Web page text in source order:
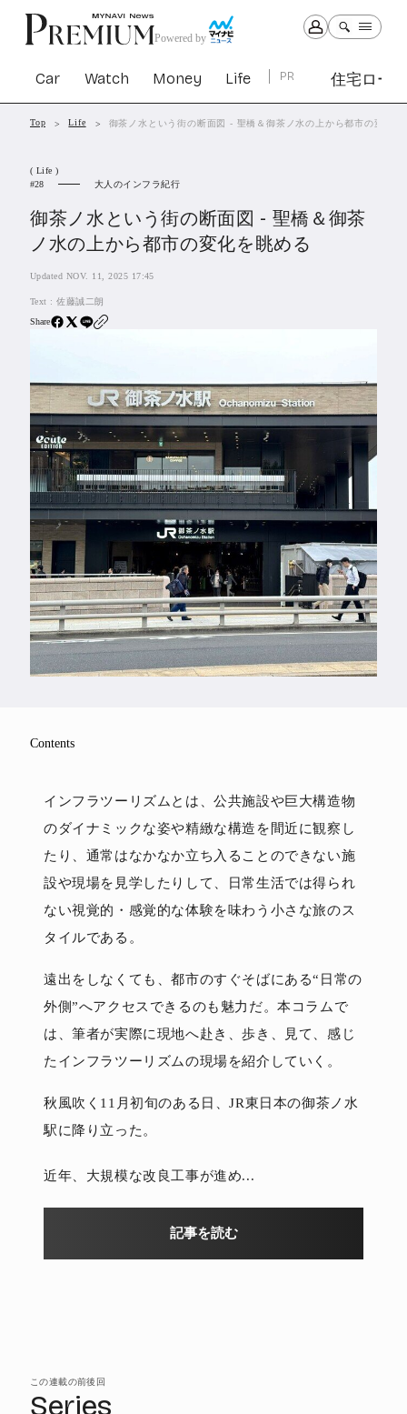
Powered by
Car Watch Money Life PR 住宅ロー
Car Watch
住宅ローン
SBIネオトレード証券
特集&連載記事
Feature
Series
Top Life 御茶ノ水という街の断面図 - 聖橋＆御茶ノ水の上から都市の変化を
( Life )
28
大人のインフラ紀行
御茶ノ水という街の断面図 - 聖橋＆御茶
ノ水の上から都市の変化を眺める
Updated NOV. 11, 2025 17:45
Text :佐藤誠二朗
Share
Contents
インフラツーリズムとは、公共施設や巨大構造物
のダイナミックな姿や精緻な構造を間近に観察し
たり、通常はなかなか立ち入ることのできない施
設や現場を見学したりして、日常生活では得られ
ない視覚的・感覚的な体験を味わう小さな旅のス
タイルである。
遠出をしなくても、都市のすぐそばにある“日常の
外側”へアクセスできるのも魅力だ。本コラムで
は、筆者が実際に現地へ赴き、歩き、見て、感じ
たインフラツーリズムの現場を紹介していく。
秋風吹く11月初旬のある日、JR東日本の御茶ノ水
駅に降り立った。
近年、大規模な改良工事が進め...
記事を読む
この連載の前後回
Series